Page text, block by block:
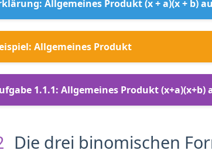
Allgemeines Produkt (x + a)(x + b)
Allgemeines Produkt
1.1.1: Allgemeines Produkt
Die drei binomischen